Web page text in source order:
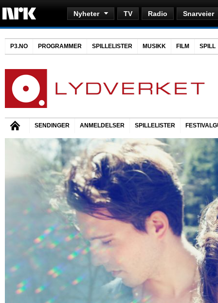
Nyheter TV Radio Snarveier
P3.NO PROGRAMMER SPILLELISTER MUSIKK FILM SPILL
SENDINGER ANMELDELSER SPILLELISTER